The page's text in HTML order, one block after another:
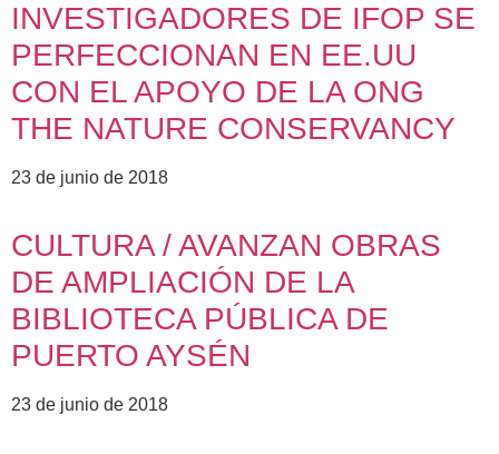
INVESTIGADORES DE IFOP SE
PERFECCIONAN EN EE.UU
CON EL APOYO DE LA ONG
THE NATURE CONSERVANCY
23 de junio de 2018
CULTURA / AVANZAN OBRAS
DE AMPLIACIÓN DE LA
BIBLIOTECA PÚBLICA DE
PUERTO AYSÉN
23 de junio de 2018